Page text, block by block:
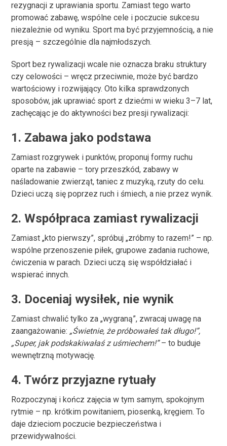
rezygnacji z uprawiania sportu. Zamiast tego warto
promować zabawę, wspólne cele i poczucie sukcesu
niezależnie od wyniku. Sport ma być przyjemnością, a nie
presją – szczególnie dla najmłodszych.
Sport bez rywalizacji wcale nie oznacza braku struktury
czy celowości – wręcz przeciwnie, może być bardzo
wartościowy i rozwijający. Oto kilka sprawdzonych
sposobów, jak uprawiać sport z dziećmi w wieku 3–7 lat,
zachęcając je do aktywności bez presji rywalizacji:
1. Zabawa jako podstawa
Zamiast rozgrywek i punktów, proponuj formy ruchu
oparte na zabawie – tory przeszkód, zabawy w
naśladowanie zwierząt, taniec z muzyką, rzuty do celu.
Dzieci uczą się poprzez ruch i śmiech, a nie przez wynik.
2.Współpraca zamiast rywalizacji
Zamiast „kto pierwszy”, spróbuj „zróbmy to razem!” – np.
wspólne przenoszenie piłek, grupowe zadania ruchowe,
ćwiczenia w parach. Dzieci uczą się współdziałać i
wspierać innych.
3. Doceniaj wysiłek, nie wynik
Zamiast chwalić tylko za „wygraną”, zwracaj uwagę na
zaangażowanie: „Świetnie, że próbowałeś tak długo!”,
„Super, jak podskakiwałaś z uśmiechem!”– to buduje
wewnętrzną motywację.
4. Twórz przyjazne rytuały
Rozpoczynaj i kończ zajęcia w tym samym, spokojnym
rytmie – np. krótkim powitaniem, piosenką, kręgiem. To
daje dzieciom poczucie bezpieczeństwa i
przewidywalności.